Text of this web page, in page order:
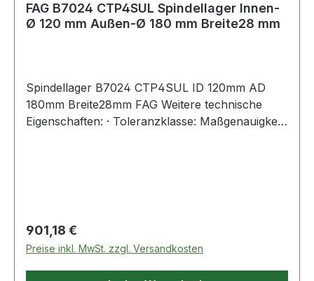
FAG B7024 CTP4SUL Spindellager Innen-
Ø 120 mm Außen-Ø 180 mm Breite28 mm
Spindellager B7024 CTP4SUL ID 120mm AD
180mm Breite28mm FAG Weitere technische
Eigenschaften: · Toleranzklasse: Maßgenauigkeit
Regulärer Preis:
901,18 €
Preise inkl. MwSt. zzgl. Versandkosten